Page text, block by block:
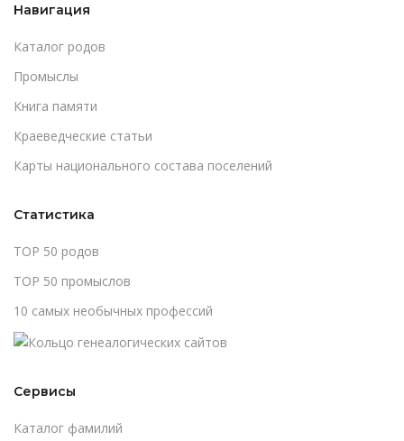
Навигация
Каталог родов
Промыслы
Книга памяти
Краеведческие статьи
Карты национального состава поселений
Статистика
TOP 50 родов
TOP 50 промыслов
10 самых необычных профессий
Сервисы
Каталог фамилий